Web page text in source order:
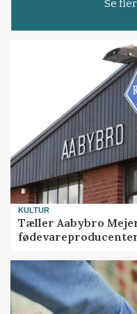
Se
KULTUR
Tæller Aabybro